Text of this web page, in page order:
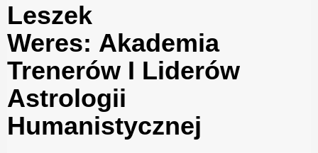
Leszek
Weres: Akademia
Trenerów I Liderów
Astrologii
Humanistycznej